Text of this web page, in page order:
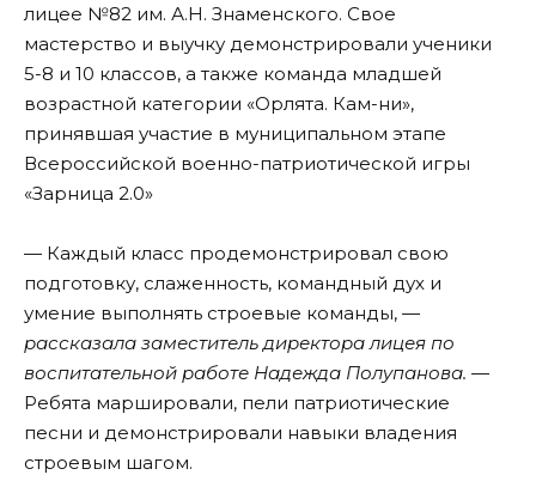
лицее №82 им. А.Н. Знаменского. Свое
мастерство и выучку демонстрировали ученики
5-8 и 10 классов, а также команда младшей
возрастной категории «Орлята. Кам-ни»,
принявшая участие в муниципальном этапе
Всероссийской военно-патриотической игры
«Зарница 2.0»
— Каждый класс продемонстрировал свою
подготовку, слаженность, командный дух и
умение выполнять строевые команды, —
рассказала заместитель директора лицея по
воспитательной работе Надежда Полупанова. —
Ребята маршировали, пели патриотические
песни и демонстрировали навыки владения
строевым шагом.